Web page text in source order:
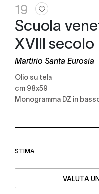
19
Scuola
XVIII secolo
Martirio Santa Eurosia
olio su tela
cm 98x59
monogramma DZ in
STIMA
VALUTA